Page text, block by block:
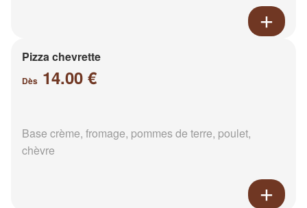
Pizza chevrette
Dès 14.00 €
Base crème, fromage, pommes de terre, poulet,
chèvre